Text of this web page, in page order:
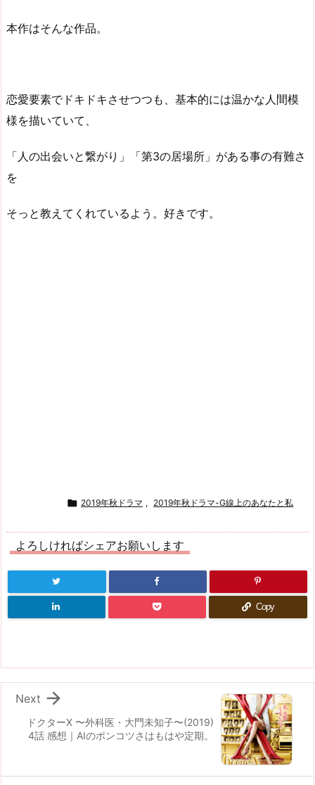
本作はそんな作品。
恋愛要素でドキドキさせつつも、基本的には温かな人間模
様を描いていて、
「人の出会いと繋がり」「第3の居場所」がある事の有難さ
を
そっと教えてくれているよう。好きです。
 2019年秋ドラマ , 2019年秋ドラマ-G線上のあなたと私
よろしければシェアお願いします
Copy
ドクターX 〜外科医・大門未知子〜(2019)
4話 感想｜AIのポンコツさはもはや定期。

Next